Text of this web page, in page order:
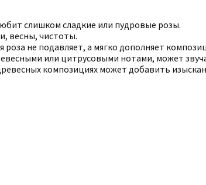
слишком сладкие или пудровые розы.
весны, чистоты.
роза не подавляет, а мягко дополняет
или цитрусовыми нотами, может
композициях может добавить